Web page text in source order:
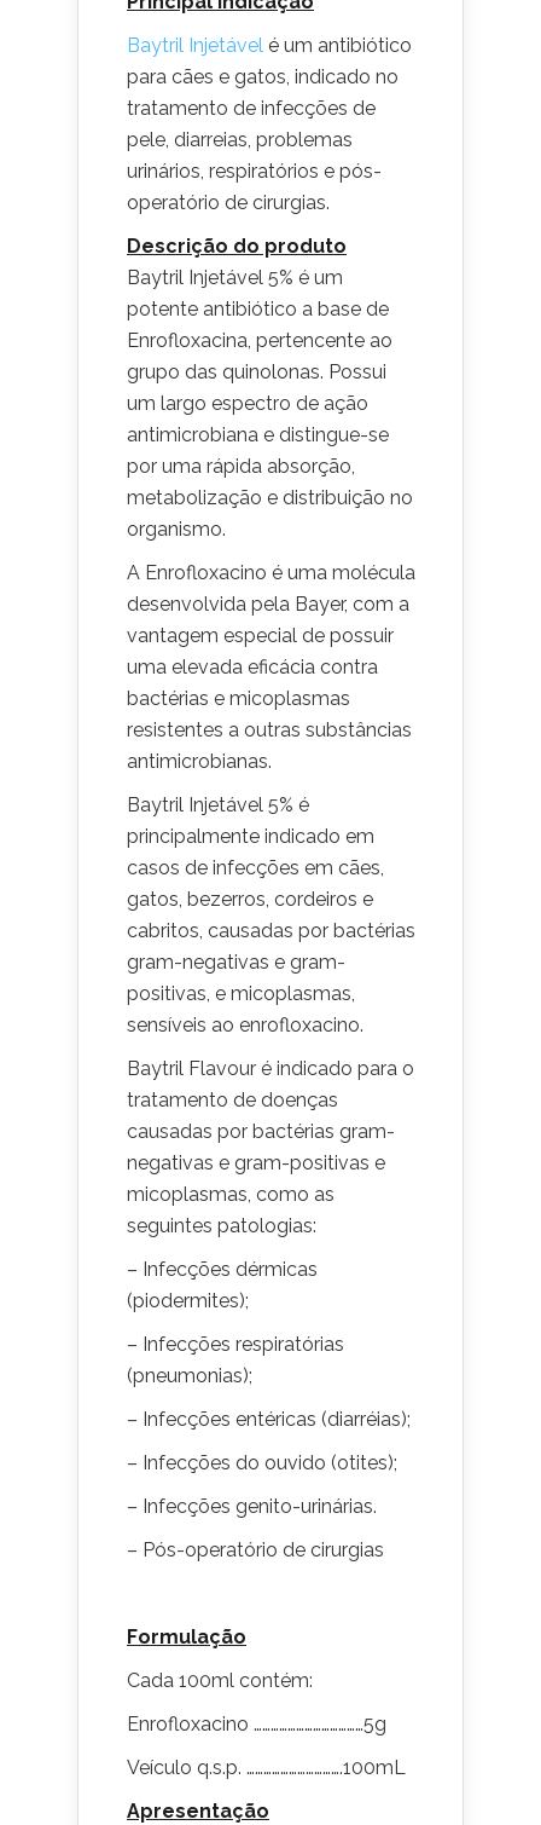
Baytril Injetável é um antibiótico
para cães e gatos, indicado no
tratamento de infecções de
pele, diarreias, problemas
urinários, respiratórios e pós-
operatório de cirurgias.
Descrição do produto
Baytril Injetável 5% é um
potente antibiótico a base de
Enrofloxacina, pertencente ao
grupo das quinolonas. Possui
um largo espectro de ação
antimicrobiana e distingue-se
por uma rápida absorção,
metabolização e distribuição no
organismo.
A Enrofloxacino é uma molécula
desenvolvida pela Bayer, com a
vantagem especial de possuir
uma elevada eficácia contra
bactérias e micoplasmas
resistentes a outras substâncias
antimicrobianas.
Baytril Injetável 5% é
principalmente indicado em
casos de infecções em cães,
gatos, bezerros, cordeiros e
cabritos, causadas por bactérias
gram-negativas e gram-
positivas, e micoplasmas,
sensíveis ao enrofloxacino.
Baytril Flavour é indicado para o
tratamento de doenças
causadas por bactérias gram-
negativas e gram-positivas e
micoplasmas, como as
seguintes patologias:
– Infecções dérmicas
(piodermites);
– Infecções respiratórias
(pneumonias);
– Infecções entéricas (diarréias);
– Infecções do ouvido (otites);
– Infecções genito-urinárias.
– Pós-operatório de cirurgias
Formulação
Cada 100ml contém:
Enrofloxacino …………………………………5g
Veículo q.s.p. …………………………….100mL
Apresentação